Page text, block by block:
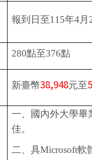
報到日至115年4月
280點至376點
新臺幣38,948元至
一、國內外大學畢
佳。
二、具Microsoft軟